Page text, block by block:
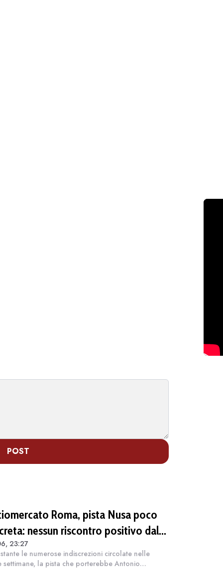
POST
Roma, pista Nusa poco
nessun riscontro positivo dal
né dal Lipsia
23:27
le numerose indiscrezioni circolate nelle
settimane, la pista che porterebbe Antonio